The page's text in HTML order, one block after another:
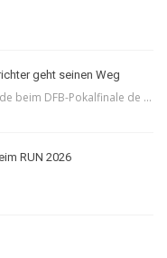
geht seinen Weg
beim DFB-Pokalfinale de ...
RUN 2026